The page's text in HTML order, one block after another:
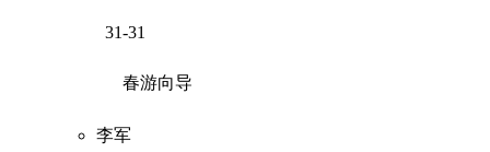
31-31
春游向导
李军